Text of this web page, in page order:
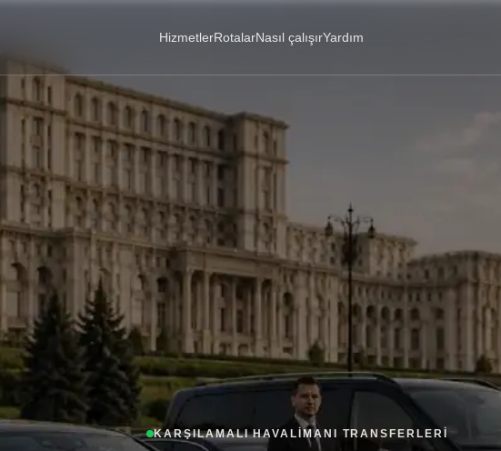
HizmetlerRotalarNasıl çalışırYardım
KARŞILAMALI HAVALIMANI TRANSFERLERI